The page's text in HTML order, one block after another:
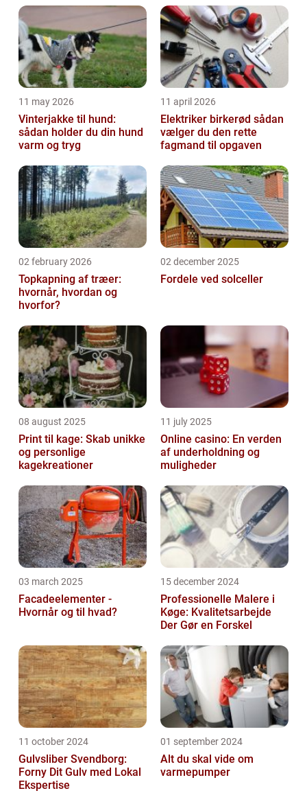
mange ting, du kan købe ho...
11 may 2026
Vinterjakke til hund:
sådan holder du din hund
varm og tryg
11 april 2026
Elektriker birkerød sådan
vælger du den rette
fagmand til opgaven
02 february 2026
Topkapning af træer:
hvornår, hvordan og
hvorfor?
02 december 2025
Fordele ved solceller
08 august 2025
Print til kage: Skab unikke
og personlige
kagekreationer
11 july 2025
Online casino: En verden
af underholdning og
muligheder
03 march 2025
Facadeelementer -
Hvornår og til hvad?
15 december 2024
Professionelle Malere i
Køge: Kvalitetsarbejde
Der Gør en Forskel
11 october 2024
Gulvsliber Svendborg:
Forny Dit Gulv med Lokal
Ekspertise
01 september 2024
Alt du skal vide om
varmepumper